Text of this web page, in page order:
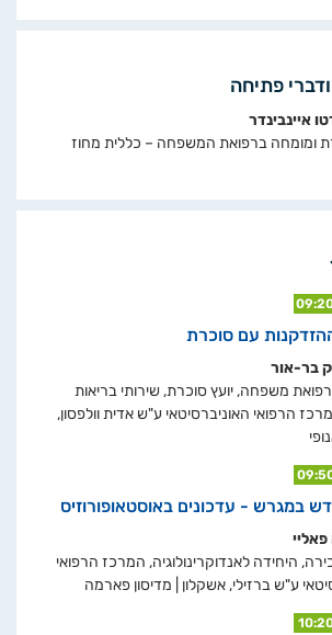
פתיחה
איינבינדר
ומומחה ברפואת המשפחה – כללית מחוז
עם סוכרת
בר-אור
משפחה, יועץ סוכרת, שירותי בריאות
הרפואי האוניברסיטאי ע"ש אדית וולפסון,
במגרש - עדכונים באוסטאופורוזיס
היחידה לאנדוקרינולוגיה, המרכז הרפואי
ע"ש ברזילי, אשקלון | מדיסון פארמה